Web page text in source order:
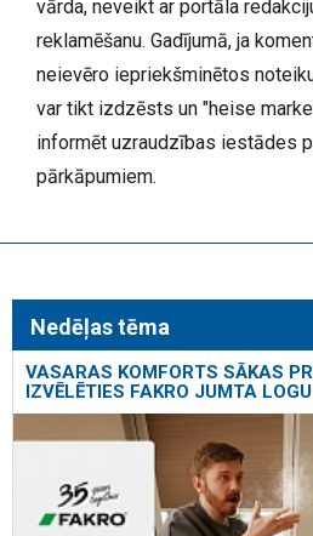
vārda, neveikt ar portāla
reklamēšanu. Gadījumā, ja
neievēro iepriekšminētos
var tikt izdzēsts un "heise
informēt uzraudzības iestādes
pārkāpumiem.
Nedēļas tēma
VASARAS KOMFORTS SĀKAS
IZVĒLĒTIES FAKRO JUMTA